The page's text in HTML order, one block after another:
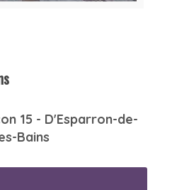
15 - D'Esparron-de-
Bains